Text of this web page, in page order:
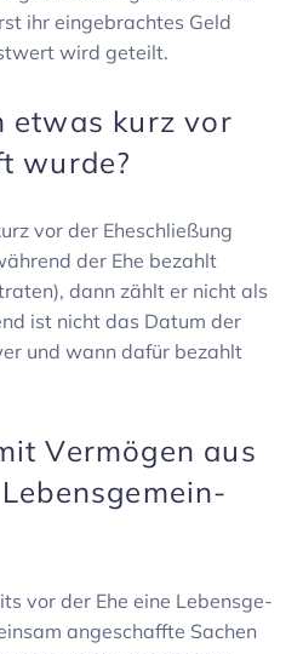
ihr einge­brachtes Geld
wird geteilt.
etwas kurz vor
wurde?
vor der Eheschlie­ßung
der Ehe bezahlt
dann zählt er nicht als
ist nicht das Datum der
und wann dafür bezahlt
Vermögen aus
vor der Ehe eine Lebens­ge­
ange­schaffte Sachen